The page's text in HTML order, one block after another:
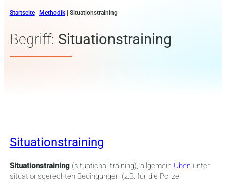
Startseite| Methodik| Situationstraining
Begriff: Situationstraining
Situationstraining
Situationstraining(situational training), allgemein Üben unter
situationsgerechten Bedingungen (z.B. für die Polizei